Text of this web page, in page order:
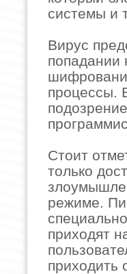
системы и
Вирус
попадании
процессы.
Стоит
только
режиме.
приходят
приходить